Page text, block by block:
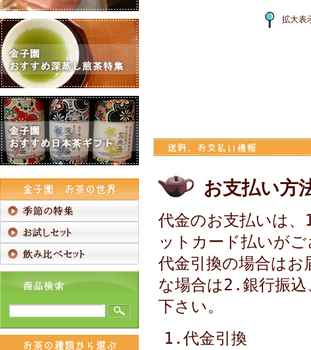
拡大表
お支払い方
代金のお支払いは
ットカード払いが
代金引換の場合は
な場合は2.銀行振
下さい。
1.代金引換